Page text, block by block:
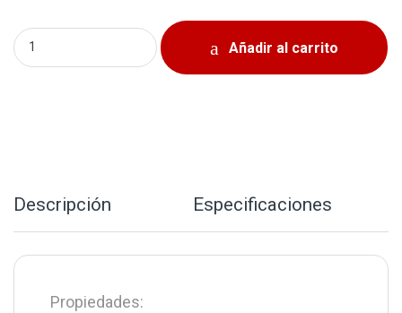
Liqui Moly Brake Fluid Race quantity
Añadir al carrito
Descripción Especificaciones
Propiedades: